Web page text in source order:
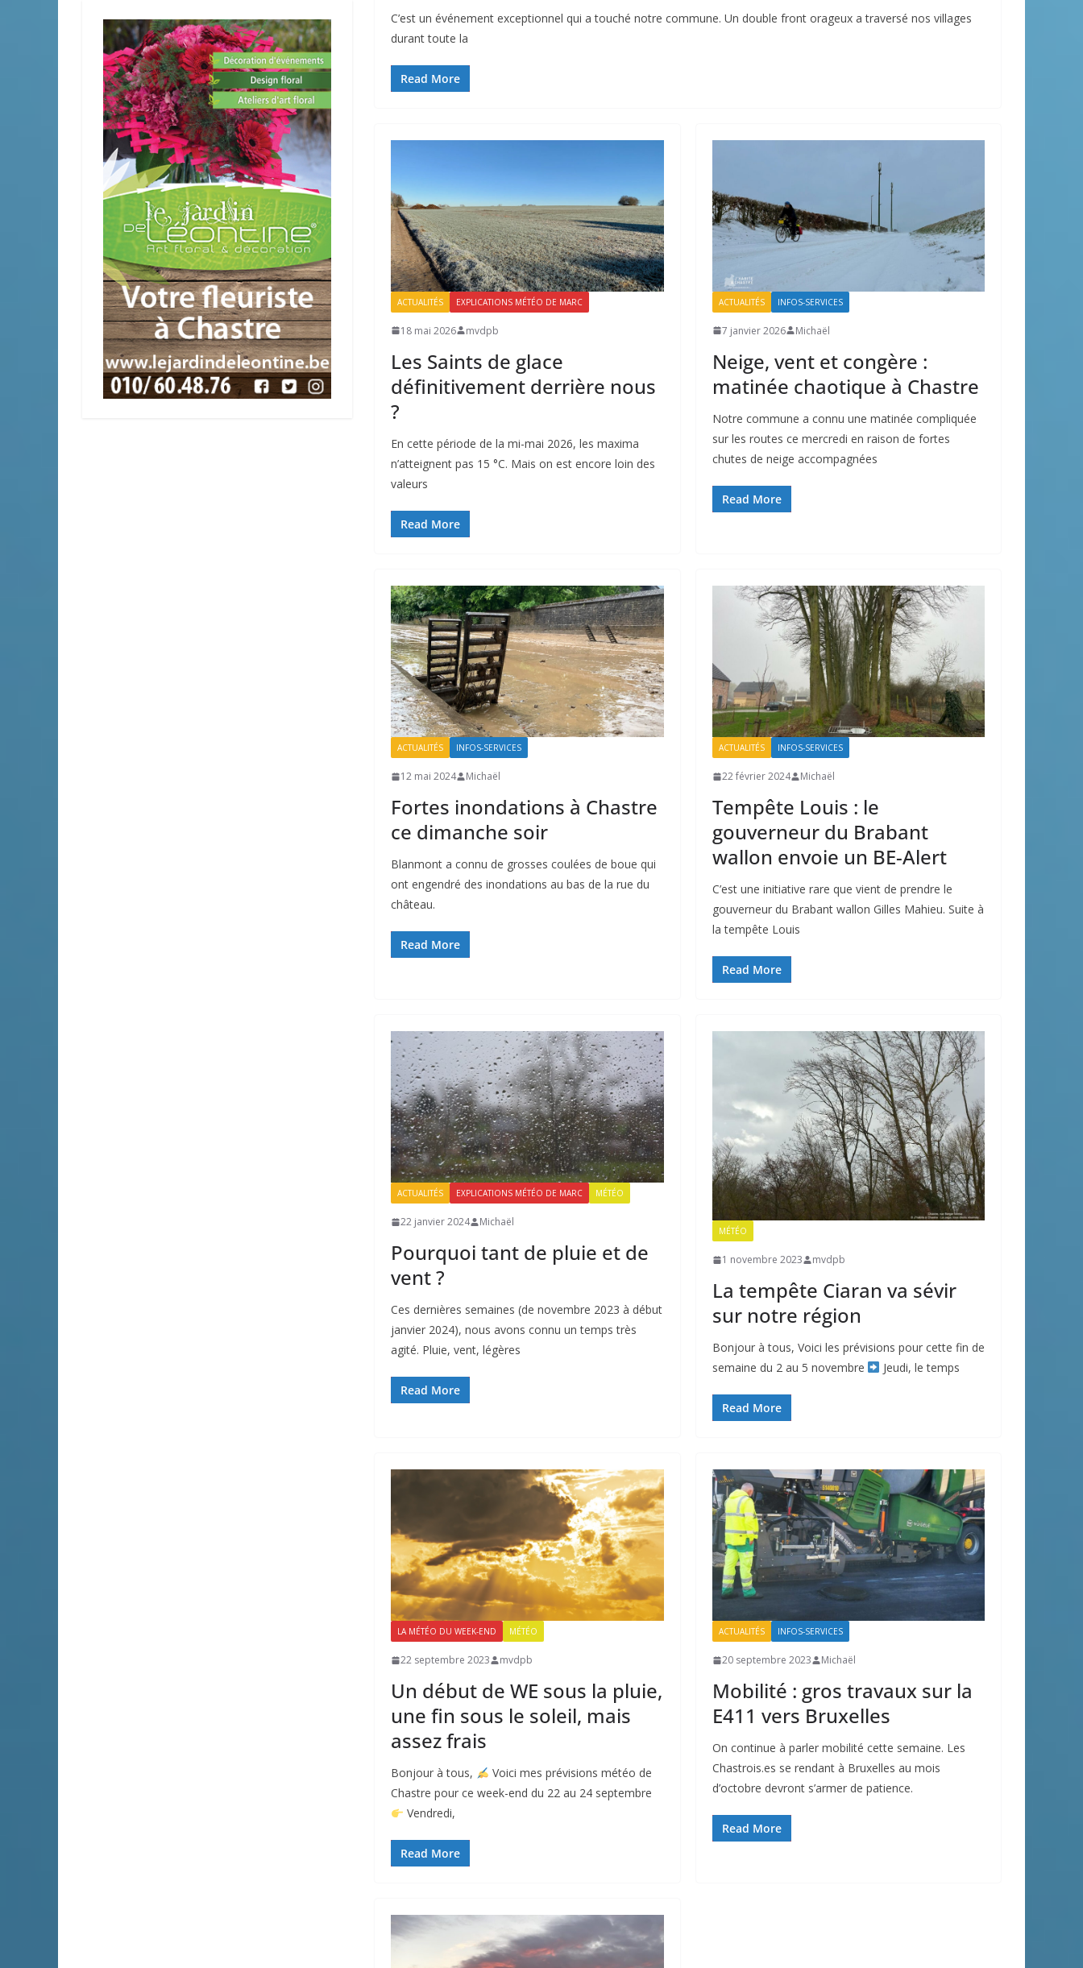
C’est un événement exceptionnel qui a touché notre commune. Un double front orageux a traversé nos villages
durant toute la
Read More
ACTUALITÉS EXPLICATIONS MÉTÉO DE MARC
18 mai 2026 mvdpb
Les Saints de glace
définitivement derrière nous
?
En cette période de la mi-mai 2026, les maxima
n’atteignent pas 15 °C. Mais on est encore loin des
valeurs
Read More
ACTUALITÉS INFOS-SERVICES
7 janvier 2026 Michaël
Neige, vent et congère :
matinée chaotique à Chastre
Notre commune a connu une matinée compliquée
sur les routes ce mercredi en raison de fortes
chutes de neige accompagnées
Read More
ACTUALITÉS INFOS-SERVICES
12 mai 2024 Michaël
Fortes inondations à Chastre
ce dimanche soir
Blanmont a connu de grosses coulées de boue qui
ont engendré des inondations au bas de la rue du
château.
Read More
ACTUALITÉS INFOS-SERVICES
22 février 2024 Michaël
Tempête Louis : le
gouverneur du Brabant
wallon envoie un BE-Alert
C’est une initiative rare que vient de prendre le
gouverneur du Brabant wallon Gilles Mahieu. Suite à
la tempête Louis
Read More
ACTUALITÉS EXPLICATIONS MÉTÉO DE MARC MÉTÉO
22 janvier 2024 Michaël
Pourquoi tant de pluie et de
vent ?
Ces dernières semaines (de novembre 2023 à début
janvier 2024), nous avons connu un temps très
agité. Pluie, vent, légères
Read More
MÉTÉO
1 novembre 2023 mvdpb
La tempête Ciaran va sévir
sur notre région
Bonjour à tous, Voici les prévisions pour cette fin de
semaine du 2 au 5 novembre
Jeudi, le temps
Read More
LA MÉTÉO DU WEEK-END MÉTÉO
22 septembre 2023 mvdpb
Un début de WE sous la pluie,
une fin sous le soleil, mais
assez frais
Bonjour à tous,
Voici mes prévisions météo de
Chastre pour ce week-end du 22 au 24 septembre
Vendredi,
Read More
ACTUALITÉS INFOS-SERVICES
20 septembre 2023 Michaël
Mobilité : gros travaux sur la
E411 vers Bruxelles
On continue à parler mobilité cette semaine. Les
Chastrois.es se rendant à Bruxelles au mois
d’octobre devront s’armer de patience.
Read More